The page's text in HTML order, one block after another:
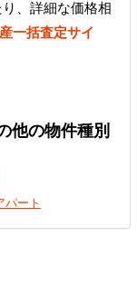
、詳細な価格相
一括査定サイ
他の物件種別
パート